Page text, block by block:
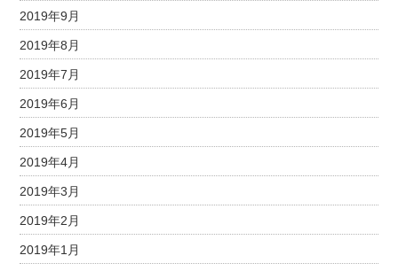
2019年9月
2019年8月
2019年7月
2019年6月
2019年5月
2019年4月
2019年3月
2019年2月
2019年1月